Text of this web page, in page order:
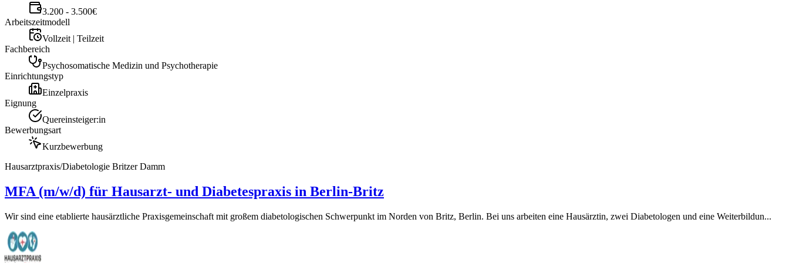
3.200 - 3.500€
Arbeitszeitmodell
Vollzeit | Teilzeit
Fachbereich
Psychosomatische Medizin und Psychotherapie
Einrichtungstyp
Einzelpraxis
Eignung
Quereinsteiger:in
Bewerbungsart
Kurzbewerbung
Hausarztpraxis/Diabetologie Britzer Damm
MFA (m/w/d) für Hausarzt- und Diabetespraxis in Berlin-Britz
Wir sind eine etablierte hausärztliche Praxisgemeinschaft mit großem diabetologischen Schwerpunkt im Norden von Britz, Berlin. Bei uns arbeiten eine Hausärztin, zwei Diabetologen und eine Weiterbildun...